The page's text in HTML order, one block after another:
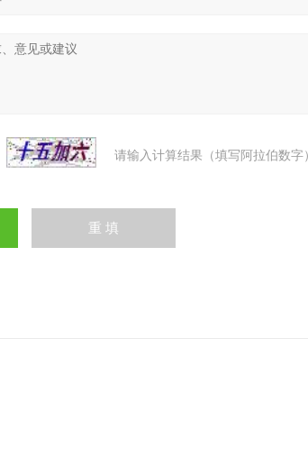
请输入计算结果（填写阿拉伯数字